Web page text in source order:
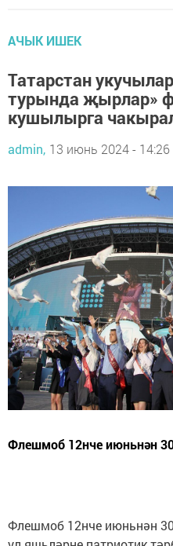
АЧЫК ИШЕК
Татарстан
турында җырлар»
кушылырга
admin, 13 июнь 2024 - 14:26
Флешмоб 12нче июньнән
Флешмоб 12нче июньнән